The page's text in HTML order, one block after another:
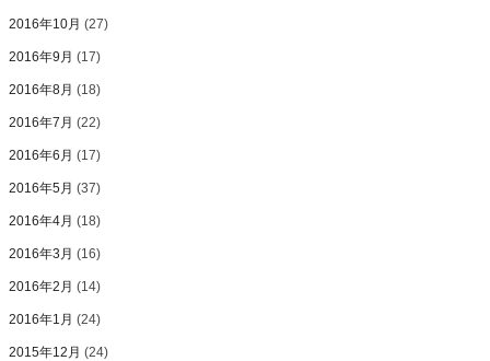
2016年10月 (27)
2016年9月 (17)
2016年8月 (18)
2016年7月 (22)
2016年6月 (17)
2016年5月 (37)
2016年4月 (18)
2016年3月 (16)
2016年2月 (14)
2016年1月 (24)
2015年12月 (24)